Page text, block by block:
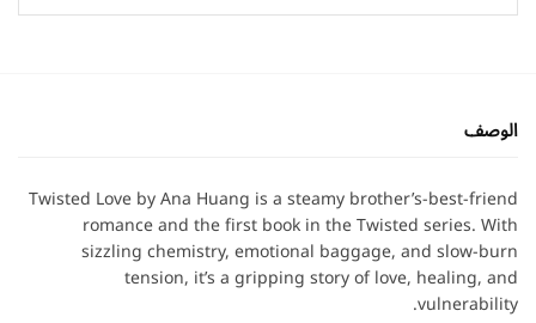
الوصف
Twisted Love by Ana Huang is a steamy brother’s-best-friend
romance and the first book in the Twisted series. With
sizzling chemistry, emotional baggage, and slow-burn
tension, it’s a gripping story of love, healing, and
vulnerability.